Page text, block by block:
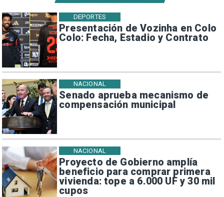
Presentación de Vozinha en Colo
Colo: Fecha, Estadio y Contrato
DEPORTES
Senado aprueba mecanismo de
compensación municipal
NACIONAL
Proyecto de Gobierno amplía
beneficio para comprar primera
vivienda: tope a 6.000 UF y 30 mil
cupos
NACIONAL